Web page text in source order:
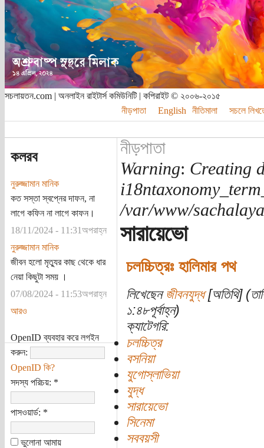
সচলায়তন.com | অনলাইন রাইটার্স কমিউনিটি | কপিরাইট © ২০০৬-২০১৫
নীড়পাতা
English নীতিমালা সচলে
কলরব
নুরুজ্জামান মানিক
কত সস্তা স্বপ্নের দাফন, না
লাগে কফিন না লাগে কাফন।
18/11/2024 - 11:31অপরাহ্ন
নুরুজ্জামান মানিক
জীবন হলো মৃত্যুর কাছ থেকে ধার
নেয়া কিছুটা সময় ।
07/08/2024 - 11:53অপরাহ্ন
আরও
OpenID ব্যবহার করে লগইন
করুন:
OpenID কি?
সদস্য পরিচয়: *
পাসওয়ার্ড: *
ভুলোনা আমায়
নীড়পাতা
Warning: Creating
/var/www/
সারায়েভো
চলচ্চিত্রঃ হালিমার পথ
লিখেছেন জীবনযুদ্ধ[অতিথি]
১:৪৮পূর্বাহ্ন)
ক্যাটেগরি:
চলচ্চিত্র
বসনিয়া
যুগোস্লাভিয়া
যুদ্ধ
সারায়েভো
সিনেমা
সববয়সী